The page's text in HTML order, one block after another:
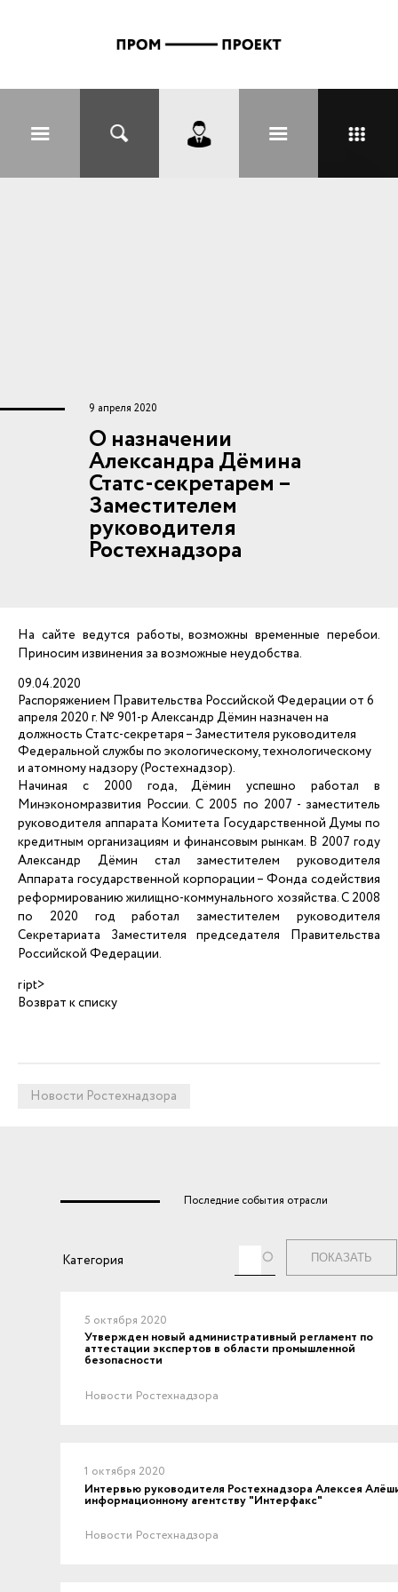
Вы здесь
9 апреля 2020
О назначении
Александра Дёмина
Статс-секретарем –
Заместителем
руководителя
Ростехнадзора
На сайте ведутся работы, возможны временные перебои.
Приносим извинения за возможные неудобства.
09.04.2020
Распоряжением Правительства Российской Федерации от 6
апреля 2020 г. № 901-р Александр Дёмин назначен на
должность Статс-секретаря – Заместителя руководителя
Федеральной службы по экологическому, технологическому
и атомному надзору (Ростехнадзор).
Начиная с 2000 года, Дёмин успешно работал в
Минэкономразвития России. С 2005 по 2007 - заместитель
руководителя аппарата Комитета Государственной Думы по
кредитным организациям и финансовым рынкам. В 2007 году
Александр Дёмин стал заместителем руководителя
Аппарата государственной корпорации – Фонда содействия
реформированию жилищно-коммунального хозяйства. С 2008
по 2020 год работал заместителем руководителя
Секретариата Заместителя председателя Правительства
Российской Федерации.
ript>
Возврат к списку
Новости Ростехнадзора
Последние события отрасли
5 октября 2020
Утвержден новый административный регламент по
аттестации экспертов в области промышленной
безопасности
Новости Ростехнадзора
1 октября 2020
Интервью руководителя Ростехнадзора Алексея
информационному агентству "Интерфакс"
Новости Ростехнадзора